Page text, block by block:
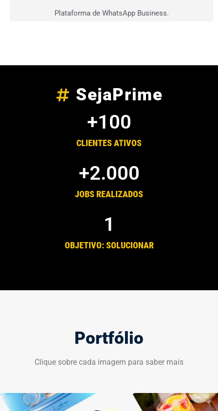
Plataforma de WhatsApp Business.
SejaPrime
CLIENTES ATIVOS
+100
JOBS REALIZADOS
+2.000
OBJETIVO: SOLUCIONAR
1
Portfólio
Clique sobre cada imagem para saber mais